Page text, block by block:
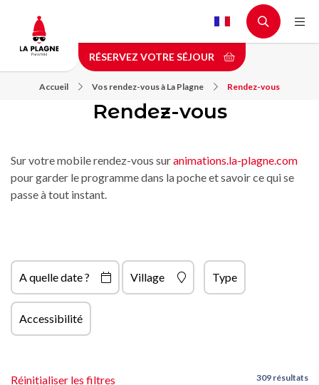
contenu
principal
RÉSERVEZ VOTRE SÉJOUR
Accueil Vos rendez-vous à La Plagne Rendez-vous
Rendez-vous
Sur votre mobile rendez-vous suranimations.la-plagne.com
pour garder le programme dans la poche et savoir ce qui se
passe à tout instant.
A quelle date ? Village Type
Accessibilité
Réinitialiser les filtres 309 résultats